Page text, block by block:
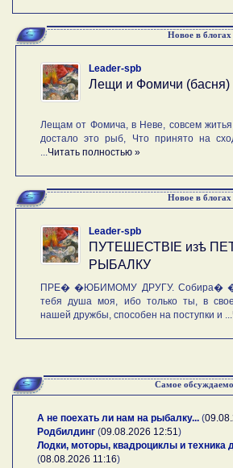
Новое в блогах
Leader-spb
Лещи и Фомичи (басня)
Лещам от Фомича, в Неве, совсем
достало это рыб, Что принято на
...Читать полностью »
Новое в блогах
Leader-spb
ПУТЕШЕСТВIE изѣ
РЫБАЛКУ
ПРЕ� �ЮБИМОМУ ДРУГУ. Собира�
тебя душа моя, ибо только ты, в
нашей дружбы, способен на поступки и ...
Самое
А не поехать ли нам на рыбалку... (
Родбилдинг (09.08.2026 12:51)
Лодки, моторы, квадроциклы и техника
(08.08.2026 11:16)